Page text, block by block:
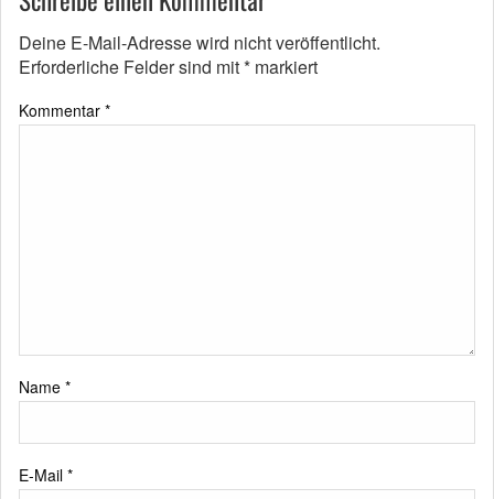
Deine E-Mail-Adresse wird nicht veröffentlicht.
Erforderliche Felder sind mit* markiert
Kommentar *
Name *
E-Mail *